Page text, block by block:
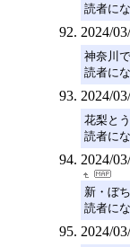
読者に
2024/
神奈川
読者に
2024/
花梨と
読者に
2024/
新・ぼ
読者に
2024/